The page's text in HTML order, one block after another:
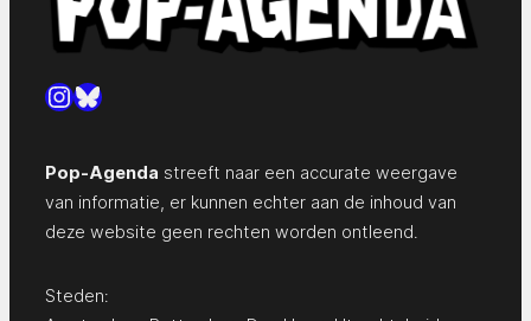
Instagram
Bluesky
Pop-Agenda streeft naar een accurate weergave
van informatie, er kunnen echter aan de inhoud van
deze website geen rechten worden ontleend.
Steden: